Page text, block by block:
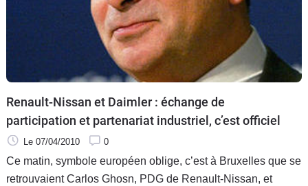
Renault-Nissan et Daimler : échange de
participation et partenariat industriel, c’est officiel
Le 07/04/2010 0
Ce matin, symbole européen oblige, c’est à Bruxelles que se
retrouvaient Carlos Ghosn, PDG de Renault-Nissan, et